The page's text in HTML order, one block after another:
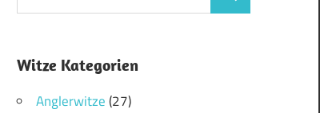
Witze Kategorien
Anglerwitze(27)